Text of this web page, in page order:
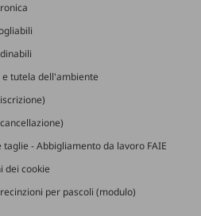
tutela dell'ambiente
taglie - Abbigliamento da lavoro FAIE
dei cookie
per pascoli (modulo)